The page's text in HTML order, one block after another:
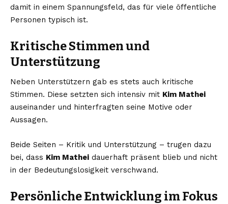
damit in einem Spannungsfeld, das für viele öffentliche
Personen typisch ist.
Kritische Stimmen und
Unterstützung
Neben Unterstützern gab es stets auch kritische
Stimmen. Diese setzten sich intensiv mit Kim Mathei
auseinander und hinterfragten seine Motive oder
Aussagen.
Beide Seiten – Kritik und Unterstützung – trugen dazu
bei, dass Kim Mathei dauerhaft präsent blieb und nicht
in der Bedeutungslosigkeit verschwand.
Persönliche Entwicklung im Fokus